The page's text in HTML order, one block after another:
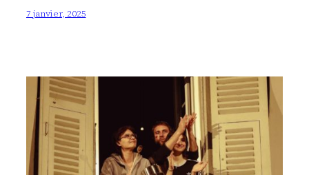
7 janvier, 2025